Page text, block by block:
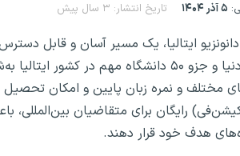
۵ آذر ۱۴۰۴ تاریخ انتشار: ۳ سال پیش
دانشگاه معتبر دنیا و جزو ۵۰ دانشگاه
مختلف و نمره زبان پایین و امکان تحصیل
رایگان برای متقاضیان بین‌المللی،
هدف خود قرار دهند.